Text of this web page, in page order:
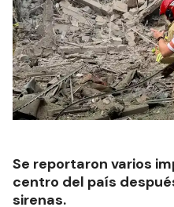
Se reportaron varios
centro del país
sirenas.